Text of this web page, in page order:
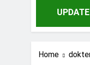
UPDATE
Home